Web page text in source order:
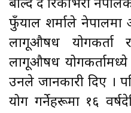
बोल्दै द रिकोभरी
फुँयाल शर्माले
लागूऔषध
लागूऔषध
उनले जानकारी दिए ।
प्रयोग गर्नेहरूमा १६